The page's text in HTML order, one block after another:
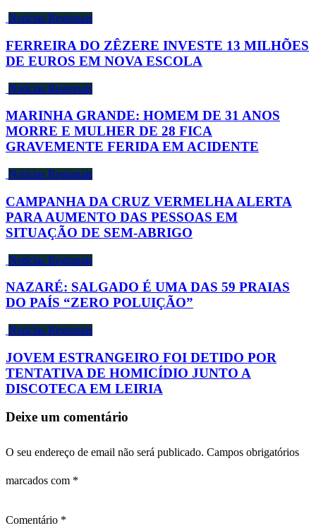
Notícias Regionais
FERREIRA DO ZÊZERE INVESTE 13 MILHÕES
DE EUROS EM NOVA ESCOLA
Notícias Regionais
MARINHA GRANDE: HOMEM DE 31 ANOS
MORRE E MULHER DE 28 FICA
GRAVEMENTE FERIDA EM ACIDENTE
Notícias Regionais
CAMPANHA DA CRUZ VERMELHA ALERTA
PARA AUMENTO DAS PESSOAS EM
SITUAÇÃO DE SEM-ABRIGO
Notícias Regionais
NAZARÉ: SALGADO É UMA DAS 59 PRAIAS
DO PAÍS “ZERO POLUIÇÃO”
Notícias Regionais
JOVEM ESTRANGEIRO FOI DETIDO POR
TENTATIVA DE HOMICÍDIO JUNTO A
DISCOTECA EM LEIRIA
Deixe um comentário
O seu endereço de email não será publicado. Campos obrigatórios
marcados com *
Comentário *